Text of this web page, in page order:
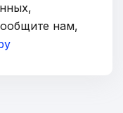
нам,